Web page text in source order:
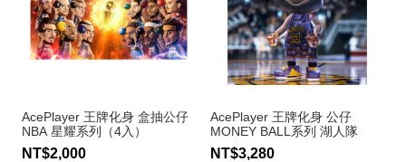
AcePlayer 王牌化身 盒抽公仔
NBA 星耀系列（4入）
NT$2,000
AcePlayer 王牌化身 公仔
MONEY BALL系列 湖人隊
LeBron James
NT$3,280